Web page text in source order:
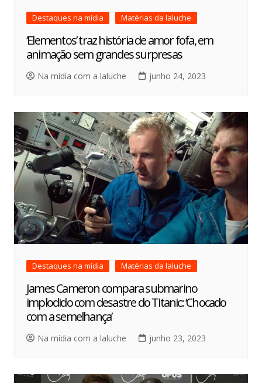
Destaques na mídia Matérias da laluche
‘Elementos’ traz história de amor fofa, em
animação sem grandes surpresas
Na mídia com a laluche junho 24, 2023
Destaques na mídia Matérias da laluche
James Cameron compara submarino
implodido com desastre do Titanic: ‘Chocado
com a semelhança’
Na mídia com a laluche junho 23, 2023